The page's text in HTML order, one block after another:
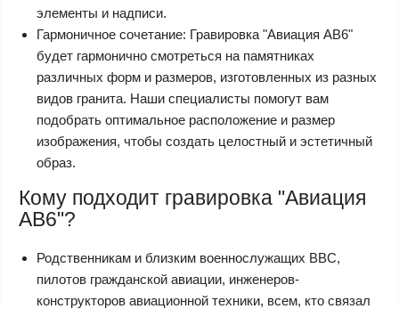
элементы и надписи.
Гармоничное сочетание: Гравировка "Авиация АВ6"
будет гармонично смотреться на памятниках
различных форм и размеров, изготовленных из разных
видов гранита. Наши специалисты помогут вам
подобрать оптимальное расположение и размер
изображения, чтобы создать целостный и эстетичный
образ.
Кому подходит гравировка "Авиация
АВ6"?
Родственникам и близким военнослужащих ВВС,
пилотов гражданской авиации, инженеров-
конструкторов авиационной техники, всем, кто связал